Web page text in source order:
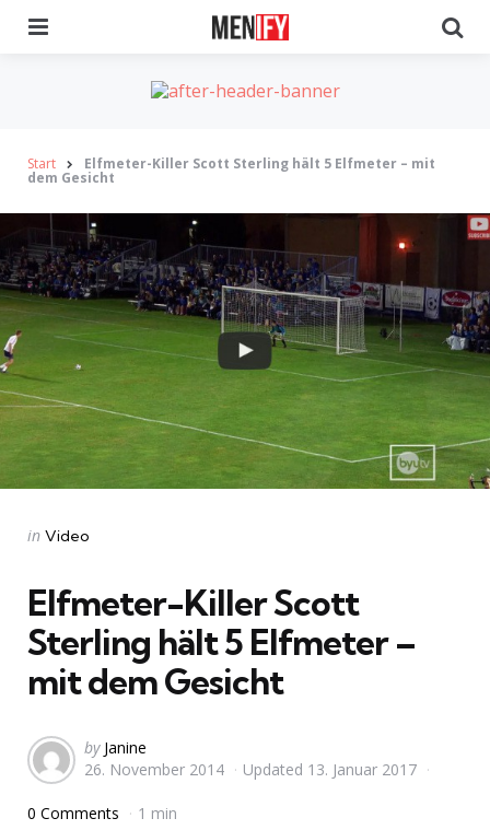
Start Elfmeter-Killer Scott Sterling hält 5 Elfmeter – mit
dem Gesicht
Categories
Posted
in Video
Elfmeter-Killer Scott
Sterling hält 5 Elfmeter –
mit dem Gesicht
Posted
by
by Janine
26. November 2014
Updated 13. Januar 2017
0 Comments 1 min